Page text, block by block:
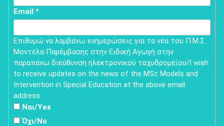
for
Email*
Επιθυμώ να λαμβάνω ενημερώσεις για τα νέα του Π.Μ.Σ.
Μοντέλα Παρέμβασης στην Ειδική Αγωγή στην
παραπάνω διεύθυνση ηλεκτρονικού ταχυδρομείου/I wish
to receive updates on the news of the MSc Models and
Intervention in Special Education at the above email
address
Ναι/Yes
Όχι/No
this
field